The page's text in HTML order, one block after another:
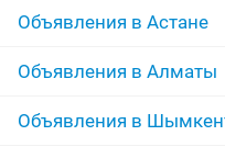
Объявления в Астане
Объявления в Алматы
Объявления в